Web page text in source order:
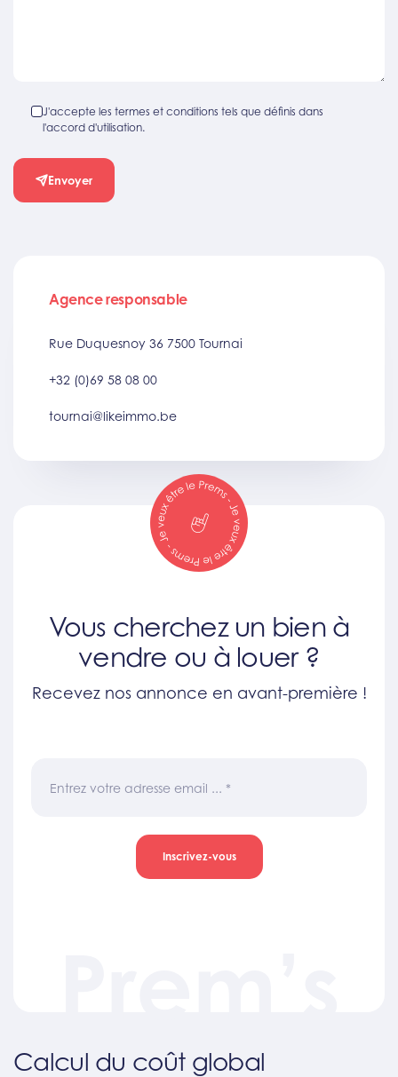
J'accepte les termes et conditions tels que définis dans
l'accord d'utilisation.
Envoyer
Agence responsable
Rue Duquesnoy 36 7500 Tournai
+32 (0)69 58 08 00
tournai@likeimmo.be
Vous cherchez un bien à
vendre ou à louer ?
Recevez nos annonce en avant-première !
Entrez votre adresse email ... *
Inscrivez-vous
Calcul du coût global